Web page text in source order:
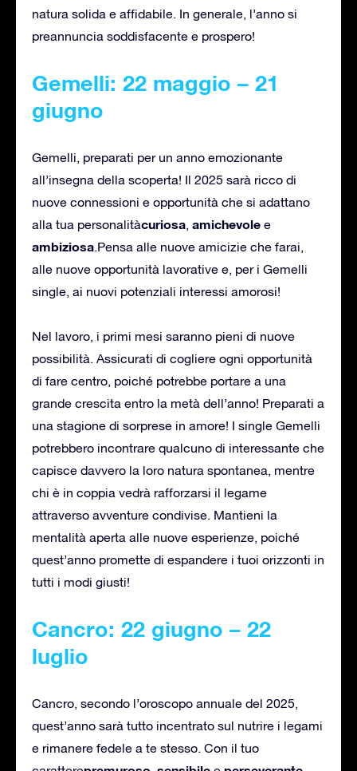
natura solida e affidabile. In generale, l’anno si
preannuncia soddisfacente e prospero!
Gemelli: 22 maggio – 21
giugno
Gemelli, preparati per un anno emozionante
all’insegna della scoperta! Il 2025 sarà ricco di
nuove connessioni e opportunità che si adattano
alla tua personalitàcuriosa, amichevole e
ambiziosa.Pensa alle nuove amicizie che farai,
alle nuove opportunità lavorative e, per i Gemelli
single, ai nuovi potenziali interessi amorosi!
Nel lavoro, i primi mesi saranno pieni di nuove
possibilità. Assicurati di cogliere ogni opportunità
di fare centro, poiché potrebbe portare a una
grande crescita entro la metà dell’anno! Preparati a
una stagione di sorprese in amore! I single Gemelli
potrebbero incontrare qualcuno di interessante che
capisce davvero la loro natura spontanea, mentre
chi è in coppia vedrà rafforzarsi il legame
attraverso avventure condivise. Mantieni la
mentalità aperta alle nuove esperienze, poiché
quest’anno promette di espandere i tuoi orizzonti in
tutti i modi giusti!
Cancro: 22 giugno – 22
luglio
Cancro, secondo l’oroscopo annuale del 2025,
quest’anno sarà tutto incentrato sul nutrire i legami
e rimanere fedele a te stesso. Con il tuo